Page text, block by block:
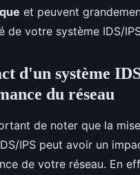
et peuvent
de votre système IDS/
d'un système
du réseau
de noter que la
IPS peut avoir un
de votre réseau. En